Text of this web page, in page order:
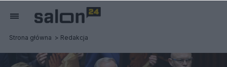
Strona główna Redakcja